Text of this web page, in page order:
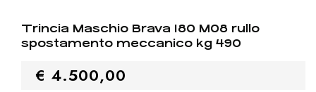
Trincia Maschio Brava 180 M08 rullo
spostamento meccanico kg 490
€ 4.500,00